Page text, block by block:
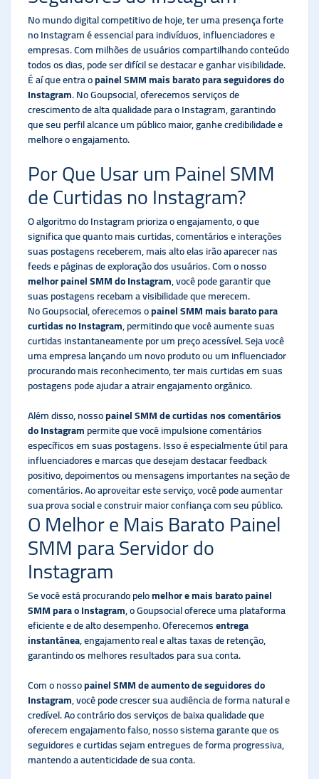
No mundo digital competitivo de hoje, ter uma presença forte
no Instagram é essencial para indivíduos, influenciadores e
empresas. Com milhões de usuários compartilhando conteúdo
todos os dias, pode ser difícil se destacar e ganhar visibilidade.
É aí que entra opainel SMM mais barato para seguidores do
Instagram. No Goupsocial, oferecemos serviços de
crescimento de alta qualidade para o Instagram, garantindo
que seu perfil alcance um público maior, ganhe credibilidade e
melhore o engajamento.
Por Que Usar um Painel SMM
de Curtidas no Instagram?
O algoritmo do Instagram prioriza o engajamento, o que
significa que quanto mais curtidas, comentários e interações
suas postagens receberem, mais alto elas irão aparecer nas
feeds e páginas de exploração dos usuários. Com o nosso
melhor painel SMM do Instagram, você pode garantir que
suas postagens recebam a visibilidade que merecem.
No Goupsocial, oferecemos opainel SMM mais barato para
curtidas no Instagram, permitindo que você aumente suas
curtidas instantaneamente por um preço acessível. Seja você
uma empresa lançando um novo produto ou um influenciador
procurando mais reconhecimento, ter mais curtidas em suas
postagens pode ajudar a atrair engajamento orgânico.
Além disso, nossopainel SMM de curtidas nos comentários
do Instagrampermite que você impulsione comentários
específicos em suas postagens. Isso é especialmente útil para
influenciadores e marcas que desejam destacar feedback
positivo, depoimentos ou mensagens importantes na seção de
comentários. Ao aproveitar este serviço, você pode aumentar
sua prova social e construir maior confiança com seu público.
O Melhor e Mais Barato Painel
SMM para Servidor do
Instagram
Se você está procurando pelomelhor e mais barato painel
SMM para o Instagram, o Goupsocial oferece uma plataforma
eficiente e de alto desempenho. Oferecemosentrega
instantânea, engajamento real e altas taxas de retenção,
garantindo os melhores resultados para sua conta.
Com o nossopainel SMM de aumento de seguidores do
Instagram, você pode crescer sua audiência de forma natural e
credível. Ao contrário dos serviços de baixa qualidade que
oferecem engajamento falso, nosso sistema garante que os
seguidores e curtidas sejam entregues de forma progressiva,
mantendo a autenticidade de sua conta.